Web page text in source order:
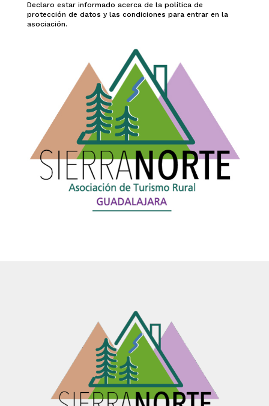
Declaro estar informado acerca de la política de
protección de datos y las condiciones para entrar en la
asociación.